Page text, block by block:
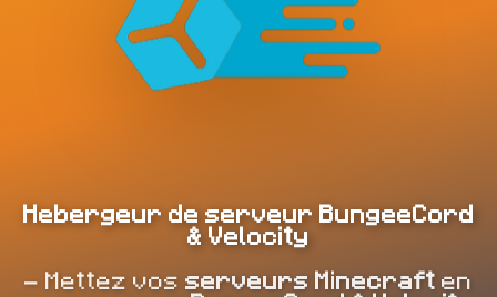
Hebergeur de serveur BungeeCord
& Velocity
- Mettez vos serveurs Minecraft en